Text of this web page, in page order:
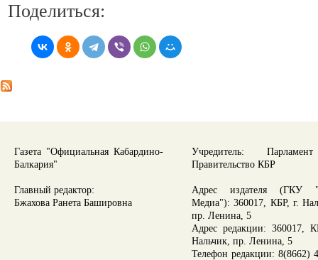
Поделиться:
Газета "Официальная Кабардино-
Балкария"
Главный редактор:
Бжахова Ранета Башировна
Учредитель:
Правительство КБР
Адрес издателя (ГКУ
Медиа"): 360017, КБР, г.
пр. Ленина, 5
Адрес редакции: 360017,
Нальчик, пр. Ленина, 5
Телефон редакции: 8(8662)